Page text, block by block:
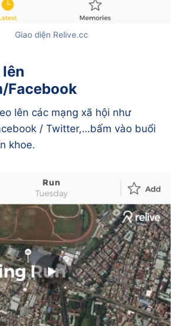
Giao diện Relive.cc
lên
Facebook
lên các mạng xã hội như
/ Twitter,…bấm vào buổi
khoe.